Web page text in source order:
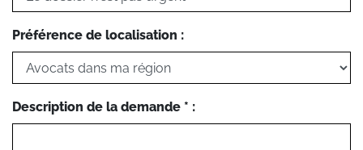
Préférence de localisation :
Description de la demande * :